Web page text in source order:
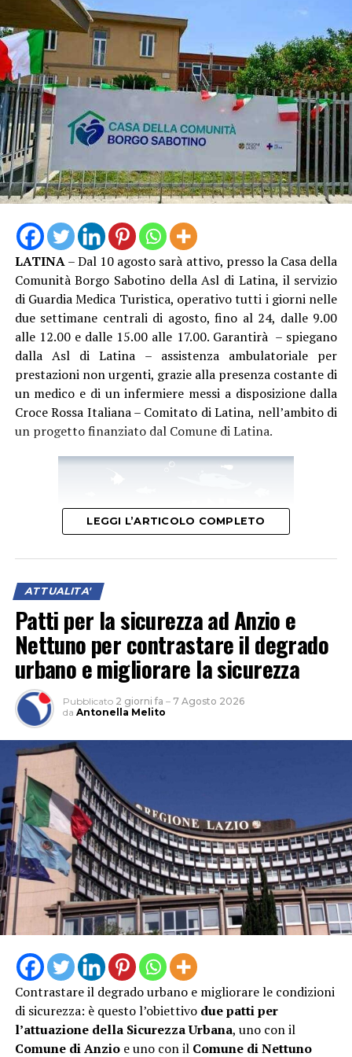
LATINA– Dal 10 agosto sarà attivo, presso la Casa della
Comunità Borgo Sabotino della Asl di Latina, il servizio
di Guardia Medica Turistica, operativo tutti i giorni nelle
due settimane centrali di agosto, fino al 24, dalle 9.00
alle 12.00 e dalle 15.00 alle 17.00. Garantirà – spiegano
dalla Asl di Latina – assistenza ambulatoriale per
prestazioni non urgenti, grazie alla presenza costante di
un medico e di un infermiere messi a disposizione dalla
Croce Rossa Italiana – Comitato di Latina, nell’ambito di
un progetto finanziato dal Comune di Latina.
“Questo ulteriore servizio, collocato in una zona molto
accessibile nei pressi dei luoghi più frequentati,
testimonia il nostro costante impegno nel garantire
un’assistenza di prossimità, tempestiva e vicina ai
bisogni dei cittadini – dichiara la Direttrice Generale
della Asl Latina, Sabrina Cenciarelli –. In questa maniera
rafforziamo la rete territoriale per offrire un punto di
riferimento sicuro a residenti e turisti durante il picco
estivo, contribuendo al contempo a decongestionare il
Pronto Soccorso”
LEGGI L’ARTICOLO COMPLETO
ATTUALITA'
Patti per la sicurezza ad Anzio e
Nettuno per contrastare il degrado
urbano e migliorare la sicurezza
Pubblicato 2 giorni fa – 7 Agosto 2026
da Antonella Melito
Contrastare il degrado urbano e migliorare le condizioni
di sicurezza: è questo l’obiettivo due patti per
l’attuazione della Sicurezza Urbana, uno con il
Comune di Anzioe uno con il Comune di Nettuno